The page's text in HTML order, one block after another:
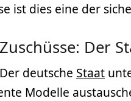
ist dies eine der
Der
deutsche Staat
Modelle